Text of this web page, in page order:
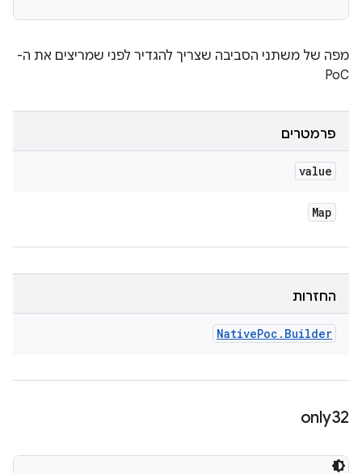
מפה של משתני הסביבה שצריך להגדיר לפני שמריצים את ה-
PoC
פרמטרים
value
Map
החזרות
NativePoc . Builder
only32